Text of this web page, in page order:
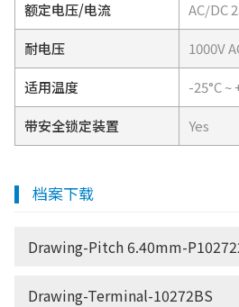
额定电压/电流 AC/DC
耐电压 1000V
适用温度 -25°C ~
带安全锁定装置 Yes
档案下载
Drawing-Pitch 6.40mm-
Drawing-Terminal-10272BS